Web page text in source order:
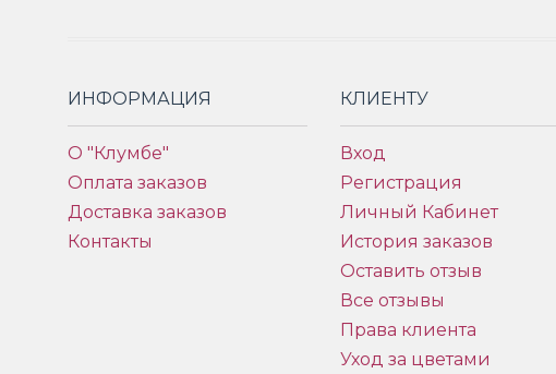
ИНФОРМАЦИЯ
О "Клумбе"
Оплата заказов
Доставка заказов
Контакты
КЛИЕНТУ
Вход
Регистрация
Личный Кабинет
История заказов
Оставить отзыв
Все отзывы
Права клиента
Уход за цветами